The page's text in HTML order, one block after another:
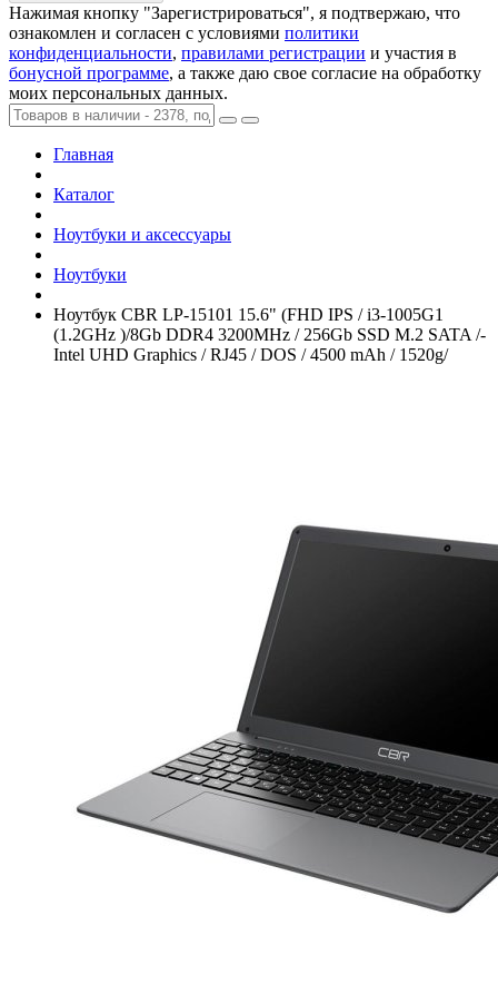
Нажимая кнопку "Зарегистрироваться", я подтвержаю, что
ознакомлен и согласен с условиями политики
конфиденциальности, правилами регистрации и участия в
бонусной программе, а также даю свое согласие на обработку
моих персональных данных.
Главная
Каталог
Ноутбуки и аксессуары
Ноутбуки
Ноутбук CBR LP-15101 15.6" (FHD IPS /­ i3-1005G1
(1.2GHz )/­8Gb DDR4 3200MHz /­ 256Gb SSD M.2 SATA /­
Intel UHD Graphics /­ RJ45 /­ DOS /­ 4500 mAh /­ 1520g/­